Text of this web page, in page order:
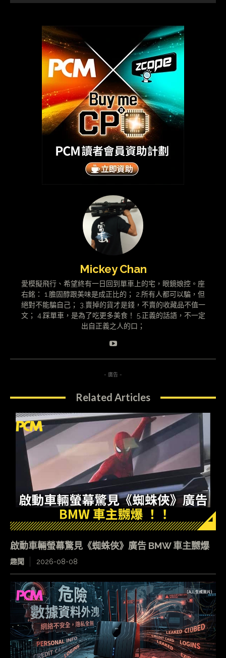
Mickey Chan
愛模擬飛行、希望終有一日回到單車上的宅，眼鏡娘控。座
右銘： 1.膽固醇跟美味是成正比的； 2.所有人都可以騙，但
絕對不能騙自己； 3.賣掉的貨才是錢，不賣的收藏品不值一
文； 4.踩單車，是為了吃更多美食！ 5.正義的話語，不一定
出自正義之人的口；
- 廣告 -
Related Articles
啟動車輛螢幕驚見《蜘蛛俠》廣告 BMW 車主嬲爆
趣聞 2026-08-08